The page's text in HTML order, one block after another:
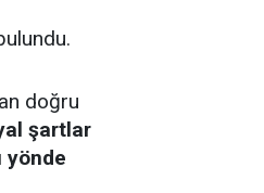
doğru
şartlar
yönde